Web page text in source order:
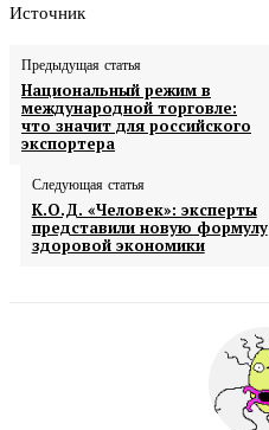
Источник
Предыдущая статья
Национальный режим в
международной торговле:
что значит для российского
экспортера
Следующая статья
К.О.Д. «Человек»: эксперты
представили новую формулу
здоровой экономики